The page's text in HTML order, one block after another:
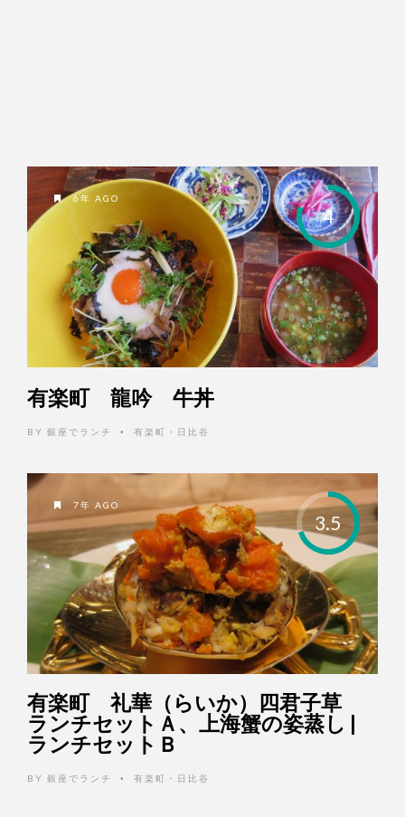
4
6年 AGO
有楽町 龍吟 牛丼
BY 銀座でランチ • 有楽町・日比谷
3.5
7年 AGO
有楽町 礼華（らいか）四君子草
ランチセットＡ、上海蟹の姿蒸し |
ランチセットＢ
BY 銀座でランチ • 有楽町・日比谷